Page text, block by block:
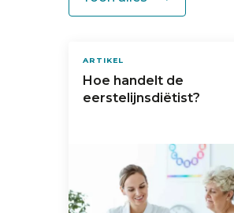
ARTIKEL
Hoe handelt de
eerstelijnsdiëtist?